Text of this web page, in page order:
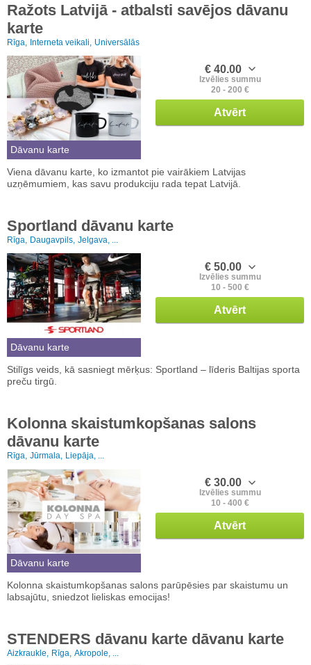
Ražots Latvijā - atbalsti savējos dāvanu
karte
Rīga, Interneta veikali, Universālās
Dāvanu karte
€ 40.00
Izvēlies summu
20 - 200 €
Atvērt
Viena dāvanu karte, ko izmantot pie vairākiem Latvijas
uzņēmumiem, kas savu produkciju rada tepat Latvijā.
Sportland dāvanu karte
Rīga, Daugavpils, Jelgava, ...
Dāvanu karte
€ 50.00
Izvēlies summu
10 - 500 €
Atvērt
Stilīgs veids, kā sasniegt mērķus: Sportland – līderis Baltijas sporta
preču tirgū.
Kolonna skaistumkopšanas salons
dāvanu karte
Rīga, Jūrmala, Liepāja, ...
Dāvanu karte
€ 30.00
Izvēlies summu
10 - 400 €
Atvērt
Kolonna skaistumkopšanas salons parūpēsies par skaistumu un
labsajūtu, sniedzot lieliskas emocijas!
STENDERS dāvanu karte dāvanu karte
Aizkraukle, Rīga, Akropole, ...